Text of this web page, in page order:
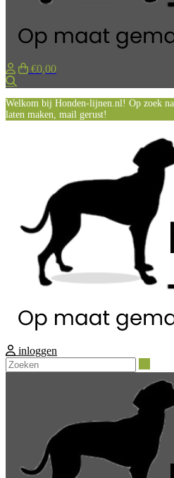
€0,00
Welkom bij Honden-lijnen.nl! Op zoek
laten maken, mail gerust!
inloggen